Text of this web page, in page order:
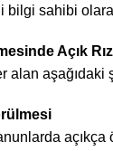
sahibi
Açık
alan aşağıdaki